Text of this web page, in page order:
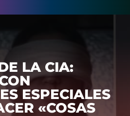
LA CIA:
ESPECIALES
«COSAS